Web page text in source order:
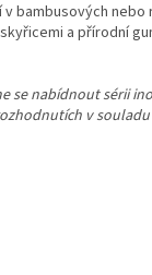
bambusových nebo
a přírodní
se nabídnout sérii
v